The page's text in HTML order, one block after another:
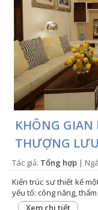
KHÔNG GIAN
THƯỢNG LƯU
Tác giả: Tổng hợp |
Kiến trúc sư thiết kế
yếu tố: công năng,
Xem chi tiết